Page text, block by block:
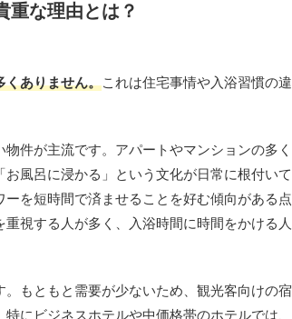
重な理由とは？
くありません。これは住宅事情や入浴習慣の違
件が主流です。アパートやマンションの多く
風呂に浸かる」という文化が日常に根付いて
を短時間で済ませることを好む傾向がある点
視する人が多く、入浴時間に時間をかける人
もともと需要が少ないため、観光客向けの宿
にビジネスホテルや中価格帯のホテルでは、